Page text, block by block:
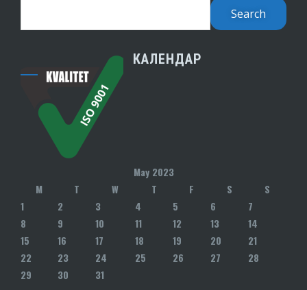
КАЛЕНДАР
May 2023
M
T W T F S
S
1
2 3 4 5 6
7
8
9 10 11 12 13
14
15
16 17 18 19 20
21
22
23 24 25 26 27
28
29
30 31